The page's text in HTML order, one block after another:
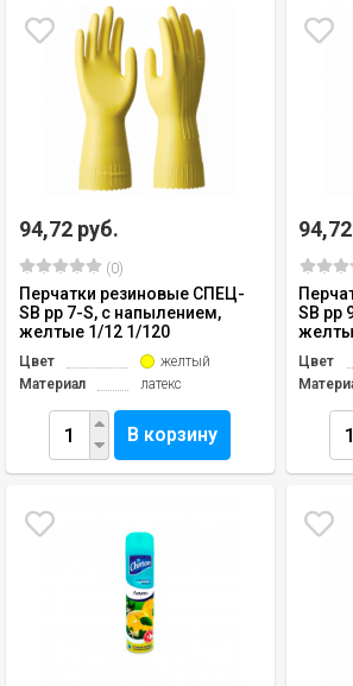
94,72 руб.
(0)
Перчатки резиновые СПЕЦ-
SB рр 7-S, с напылением,
желтые 1/12 1/120
Цвет
желтый
Материал
латекс
В корзину
SB рр
Цвет